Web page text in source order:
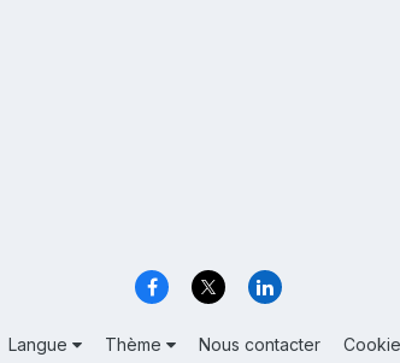
Langue Thème Nous contacter